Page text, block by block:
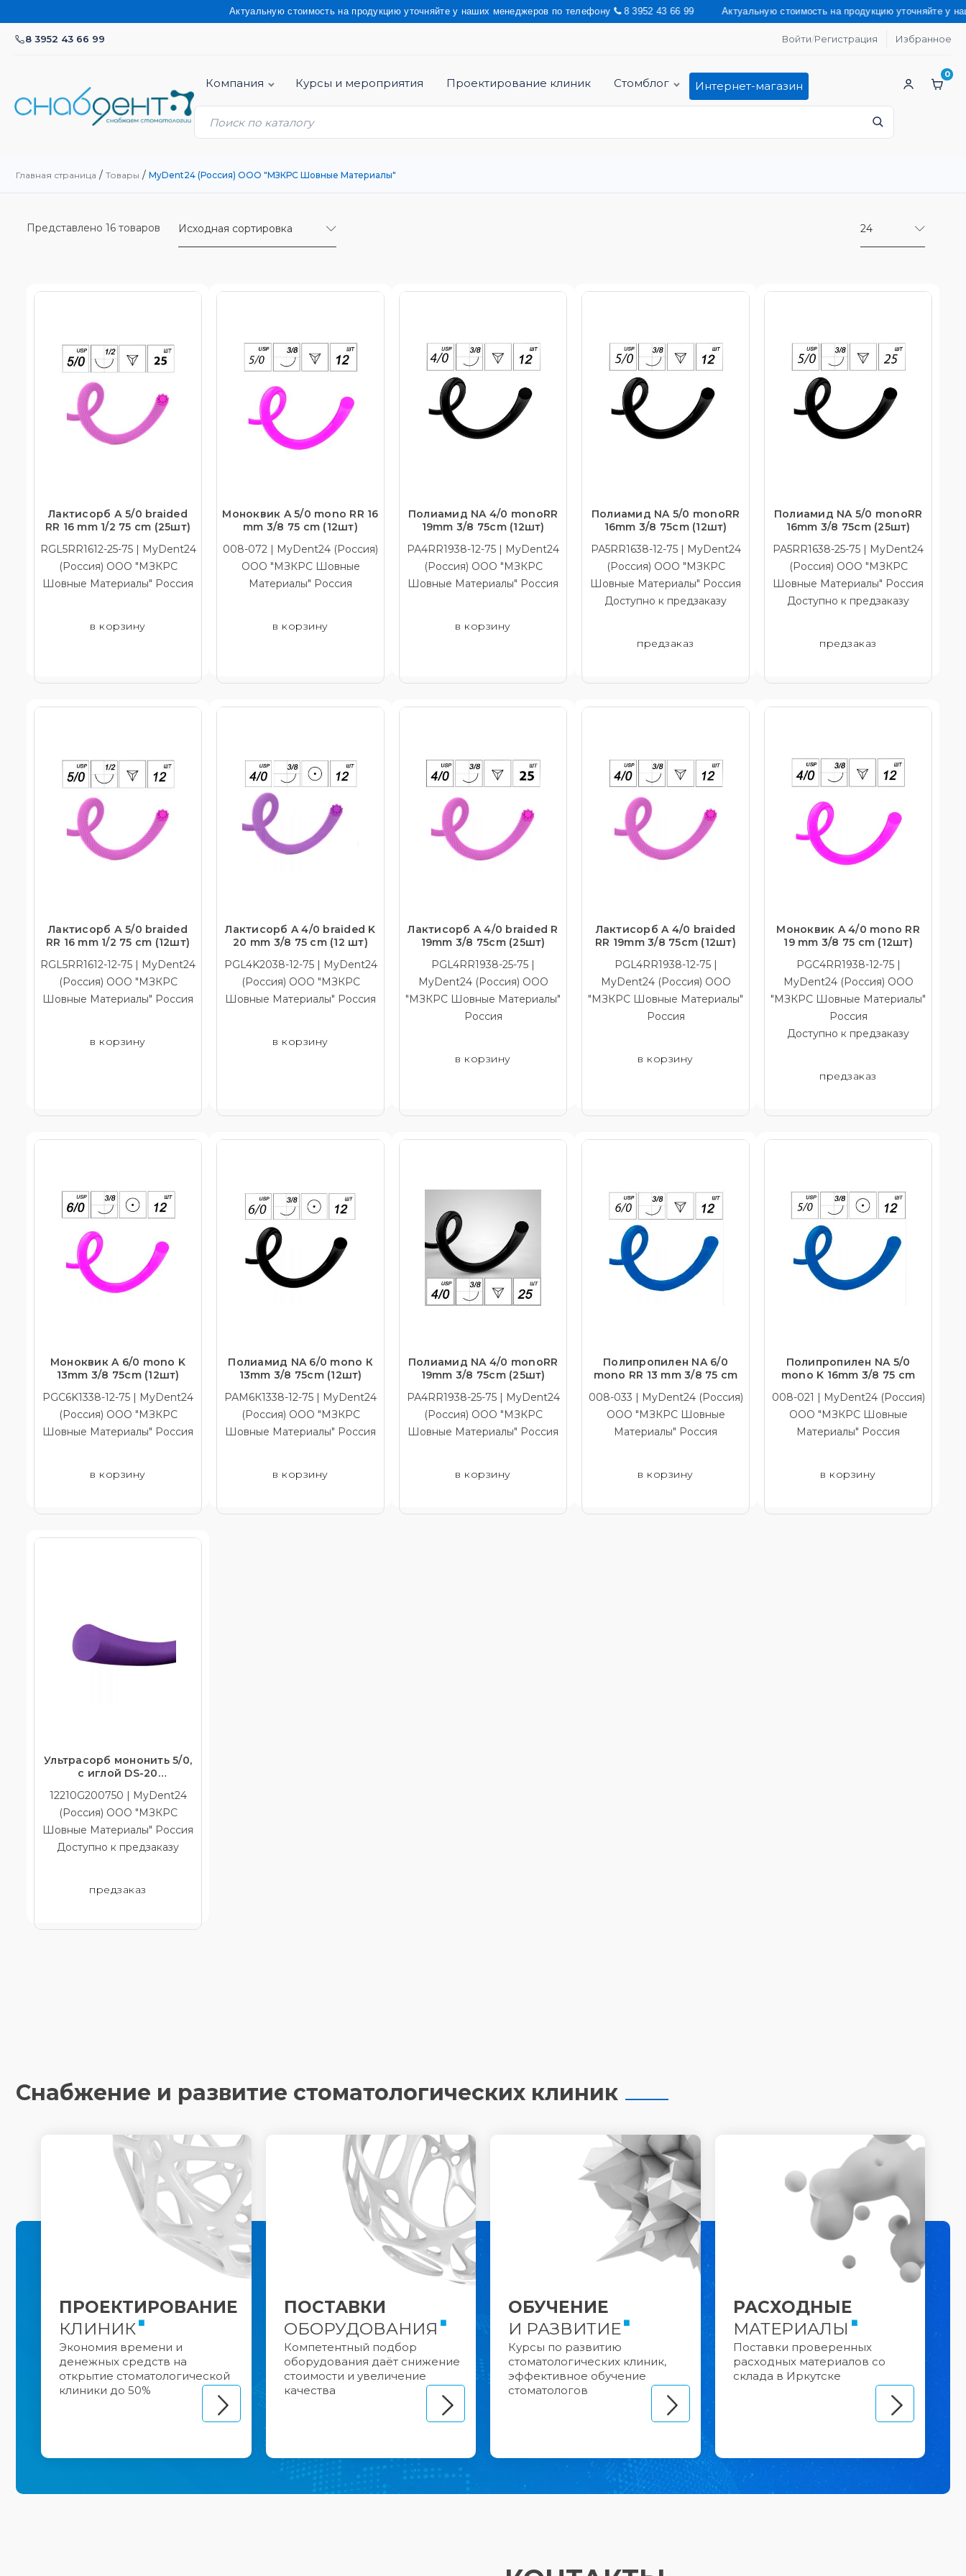
Актуальную стоимость на продукцию уточняйте у наших менеджеров по телефону 8 3952 43 66 99 Актуальную стоимость на продукцию уточняйте у наших менеджеров по
8 3952 43 66 99 Войти/Регистрация Избранное
Компания Курсы и мероприятия Проектирование клиник Стомблог Интернет-магазин
0
Главная страница / Товары / MyDent24 (Россия) ООО "МЗКРС Шовные Материалы"
Представлено 16 товаров Исходная сортировка 24
Лактисорб А 5/0 braided
RR 16 mm 1/2 75 cm (25шт)
RGL5RR1612-25-75 | MyDent24
(Россия) ООО "МЗКРС
Шовные Материалы" Россия
в корзину
Моноквик A 5/0 mono RR 16
mm 3/8 75 cm (12шт)
008-072 | MyDent24 (Россия)
ООО "МЗКРС Шовные
Материалы" Россия
в корзину
Полиамид NA 4/0 monoRR
19mm 3/8 75cm (12шт)
РА4RR1938-12-75 | MyDent24
(Россия) ООО "МЗКРС
Шовные Материалы" Россия
в корзину
Полиамид NA 5/0 monoRR
16mm 3/8 75cm (12шт)
РА5RR1638-12-75 | MyDent24
(Россия) ООО "МЗКРС
Шовные Материалы" Россия
Доступно к предзаказу
предзаказ
Полиамид NA 5/0 monoRR
16mm 3/8 75cm (25шт)
РА5RR1638-25-75 | MyDent24
(Россия) ООО "МЗКРС
Шовные Материалы" Россия
Доступно к предзаказу
предзаказ
Лактисорб А 5/0 braided
RR 16 mm 1/2 75 cm (12шт)
RGL5RR1612-12-75 | MyDent24
(Россия) ООО "МЗКРС
Шовные Материалы" Россия
в корзину
Лактисорб A 4/0 braided K
20 mm 3/8 75 cm (12 шт)
PGL4K2038-12-75 | MyDent24
(Россия) ООО "МЗКРС
Шовные Материалы" Россия
в корзину
Лактисорб A 4/0 braided R
19mm 3/8 75cm (25шт)
PGL4RR1938-25-75 |
MyDent24 (Россия) ООО
"МЗКРС Шовные Материалы"
Россия
в корзину
Лактисорб A 4/0 braided
RR 19mm 3/8 75cm (12шт)
PGL4RR1938-12-75 |
MyDent24 (Россия) ООО
"МЗКРС Шовные Материалы"
Россия
в корзину
Моноквик A 4/0 mono RR
19 mm 3/8 75 cm (12шт)
PGC4RR1938-12-75 |
MyDent24 (Россия) ООО
"МЗКРС Шовные Материалы"
Россия
Доступно к предзаказу
предзаказ
Моноквик A 6/0 mono K
13mm 3/8 75cm (12шт)
PGC6K1338-12-75 | MyDent24
(Россия) ООО "МЗКРС
Шовные Материалы" Россия
в корзину
Полиамид NA 6/0 mono К
13mm 3/8 75cm (12шт)
РАM6К1338-12-75 | MyDent24
(Россия) ООО "МЗКРС
Шовные Материалы" Россия
в корзину
Полиамид NA 4/0 monoRR
19mm 3/8 75cm (25шт)
РА4RR1938-25-75 | MyDent24
(Россия) ООО "МЗКРС
Шовные Материалы" Россия
в корзину
Полипропилен NA 6/0
mono RR 13 mm 3/8 75 cm
008-033 | MyDent24 (Россия)
ООО "МЗКРС Шовные
Материалы" Россия
в корзину
Полипропилен NA 5/0
mono K 16mm 3/8 75 cm
008-021 | MyDent24 (Россия)
ООО "МЗКРС Шовные
Материалы" Россия
в корзину
Ультрасорб мононить 5/0,
с иглой DS-20
6/0)
12210G200750 | MyDent24
(Россия) ООО "МЗКРС
Шовные Материалы" Россия
Доступно к предзаказу
предзаказ
Снабжение и развитие стоматологических клиник
ПРОЕКТИРОВАНИЕ
КЛИНИК
Экономия времени и
денежных средств на
открытие стоматологической
клиники до 50%
ПОСТАВКИ
ОБОРУДОВАНИЯ
Компетентный подбор
оборудования даёт снижение
стоимости и увеличение
качества
ОБУЧЕНИЕ
И РАЗВИТИЕ
Курсы по развитию
стоматологических клиник,
эффективное обучение
стоматологов
РАСХОДНЫЕ
МАТЕРИАЛЫ
Поставки проверенных
расходных материалов со
склада в Иркутске